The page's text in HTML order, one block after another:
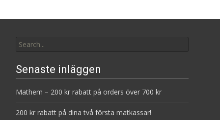
for:
Senaste inläggen
Mathem – 200 kr rabatt på orders över 700 kr
200 kr rabatt på dina två första matkassar!